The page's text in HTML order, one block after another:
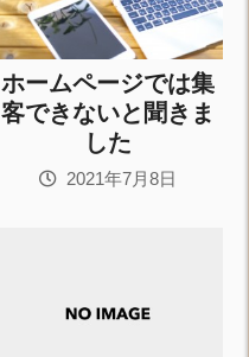
ホームページでは集
客できないと聞きま
した
2021年7月8日